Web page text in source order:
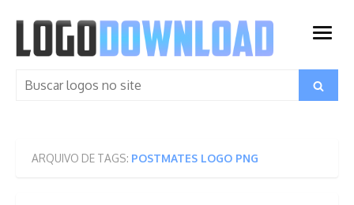
content
open
Search
Search
ARQUIVO DE TAGS: POSTMATES LOGO PNG